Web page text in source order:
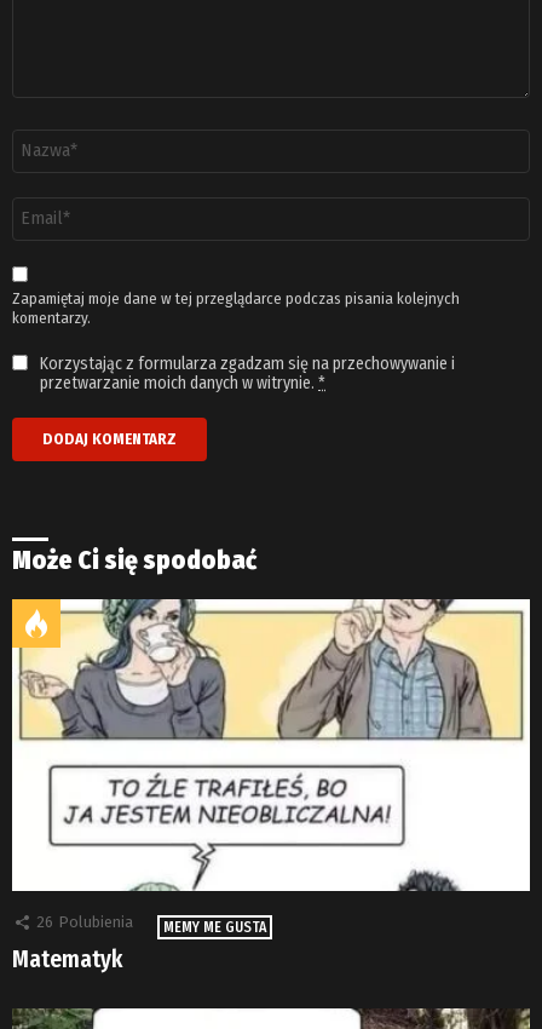
email
*
Zapamiętaj moje dane w tej przeglądarce podczas pisania kolejnych
komentarzy.
Korzystając z formularza zgadzam się na przechowywanie i
przetwarzanie moich danych w witrynie. *
Może Ci się spodobać
26 Polubienia MEMY ME GUSTA
Matematyk